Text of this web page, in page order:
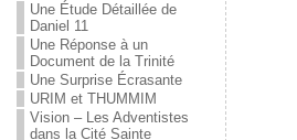
Une Étude Détaillée de
Daniel 11
Une Réponse à un
Document de la Trinité
Une Surprise Écrasante
URIM et THUMMIM
Vision – Les Adventistes
dans la Cité Sainte